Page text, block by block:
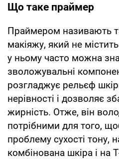
Що таке праймер
Праймером називають
макіяжу, який не
у ньому часто можна
зволожувальні
розгладжує рельєф
нерівності і дозволяє
жирність. Отже, він
потрібними для того,
проблему сухості тону,
комбінована шкіра і на